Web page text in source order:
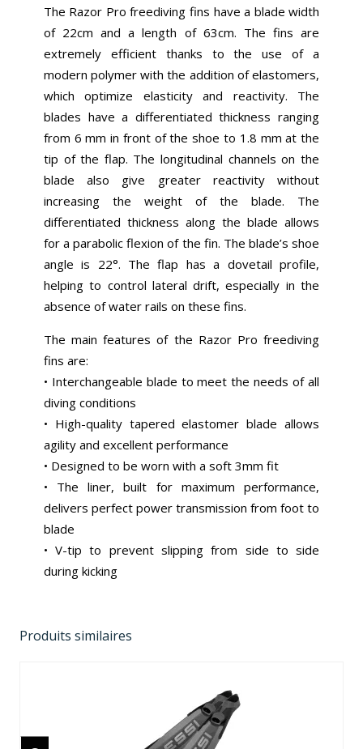
The Razor Pro freediving fins have a blade width
of 22cm and a length of 63cm. The fins are
extremely efficient thanks to the use of a
modern polymer with the addition of elastomers,
which optimize elasticity and reactivity. The
blades have a differentiated thickness ranging
from 6 mm in front of the shoe to 1.8 mm at the
tip of the flap. The longitudinal channels on the
blade also give greater reactivity without
increasing the weight of the blade. The
differentiated thickness along the blade allows
for a parabolic flexion of the fin. The blade’s shoe
angle is 22°. The flap has a dovetail profile,
helping to control lateral drift, especially in the
absence of water rails on these fins.
The main features of the Razor Pro freediving
fins are:
• Interchangeable blade to meet the needs of all
diving conditions
• High-quality tapered elastomer blade allows
agility and excellent performance
• Designed to be worn with a soft 3mm fit
• The liner, built for maximum performance,
delivers perfect power transmission from foot to
blade
• V-tip to prevent slipping from side to side
during kicking
Produits similaires